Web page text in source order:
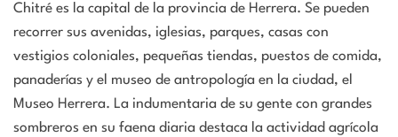
Chitré es la capital de la provincia de Herrera. Se pueden
recorrer sus avenidas, iglesias, parques, casas con
vestigios coloniales, pequeñas tiendas, puestos de comida,
panaderías y el museo de antropología en la ciudad, el
Museo Herrera. La indumentaria de su gente con grandes
sombreros en su faena diaria destaca la actividad agrícola